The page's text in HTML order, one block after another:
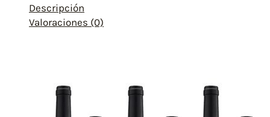
Descripción
Valoraciones (0)